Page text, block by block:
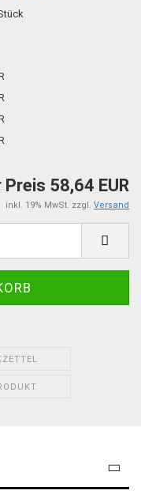
Preis 58,64 EUR
inkl. 19% MwSt. zzgl. Versand